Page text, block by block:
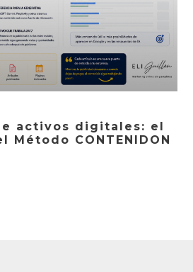
activos digitales: el
CONTENIDON